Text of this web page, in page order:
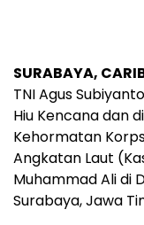
SURABAYA,
TNI Agus
Hiu Kencana dan
Kehormatan
Angkatan Laut
Muhammad Ali di
Surabaya, Jawa